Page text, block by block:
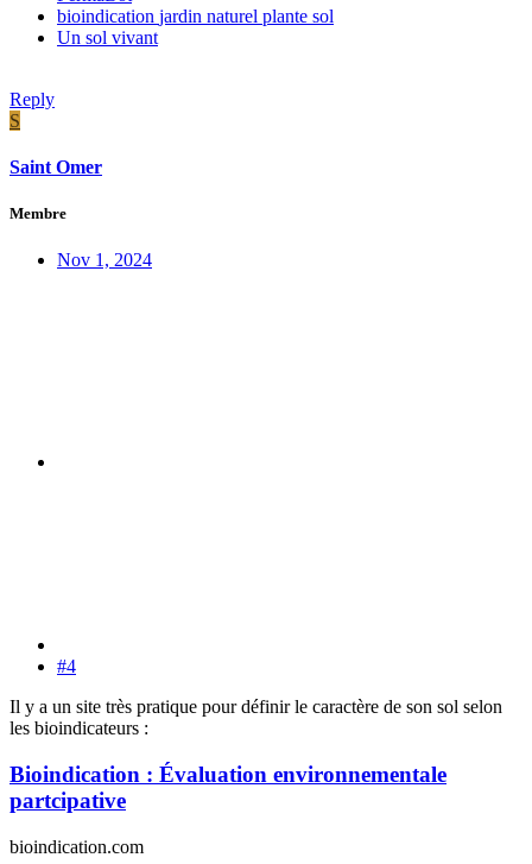
bioindication jardin naturel plante sol
Un sol vivant
Reply
S
Saint Omer
Membre
Nov 1, 2024
#4
Il y a un site très pratique pour définir le caractère de son sol selon
les bioindicateurs :
Bioindication : Évaluation environnementale
partcipative
bioindication.com